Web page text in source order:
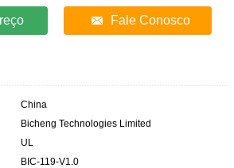
Fale Conosco
China
Bicheng Technologies Limited
UL
BIC-119-V1.0